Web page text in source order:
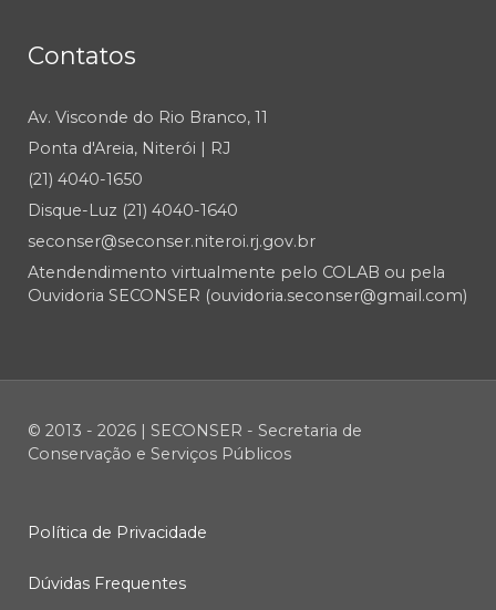
Contatos
Av. Visconde do Rio Branco, 11
Ponta d'Areia, Niterói | RJ
(21) 4040-1650
Disque-Luz (21) 4040-1640
seconser@seconser.niteroi.rj.gov.br
Atendendimento virtualmente pelo COLAB ou pela
Ouvidoria SECONSER (ouvidoria.seconser@gmail.com)
© 2013 - 2026 | SECONSER - Secretaria de
Conservação e Serviços Públicos
Política de Privacidade
Dúvidas Frequentes